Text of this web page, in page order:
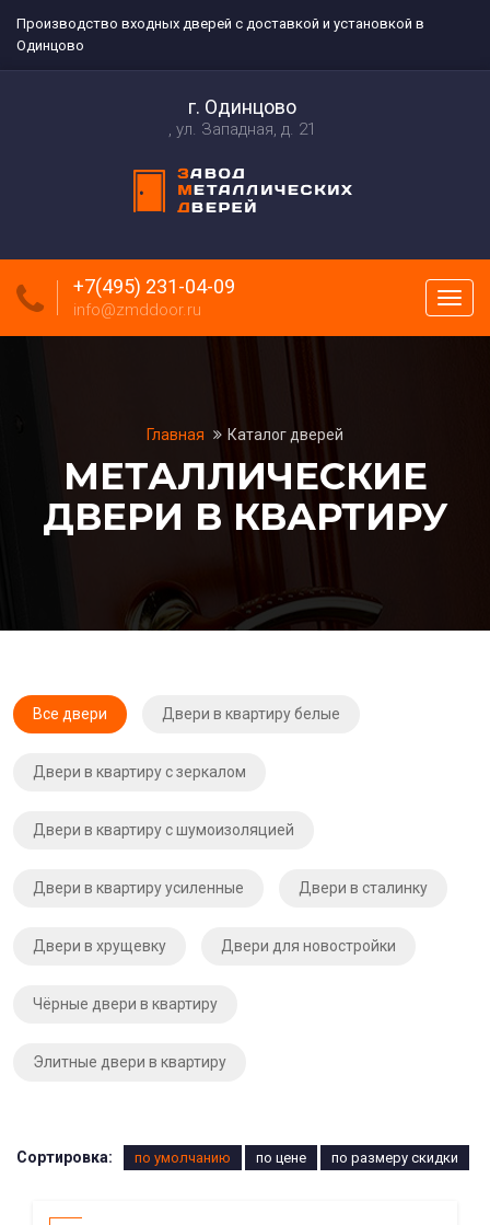
Производство входных дверей с доставкой и установкой в
Одинцово
г. Одинцово
ул. Западная, д. 21
меню
+7(495) 231-04-09
info@zmddoor.ru
Главная Каталог дверей
МЕТАЛЛИЧЕСКИЕ
ДВЕРИ В КВАРТИРУ
Все двери Двери в квартиру белые
Двери в квартиру с зеркалом
Двери в квартиру с шумоизоляцией
Двери в квартиру усиленные Двери в сталинку
Двери в хрущевку Двери для новостройки
Чёрные двери в квартиру
Элитные двери в квартиру
Сортировка: по умолчанию по цене по размеру скидки